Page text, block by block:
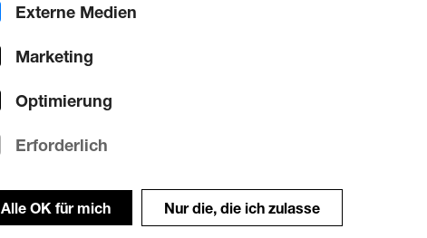
Externe Medien
Marketing
Optimierung
Erforderlich
Alle OK für mich Nur die, die ich zulasse